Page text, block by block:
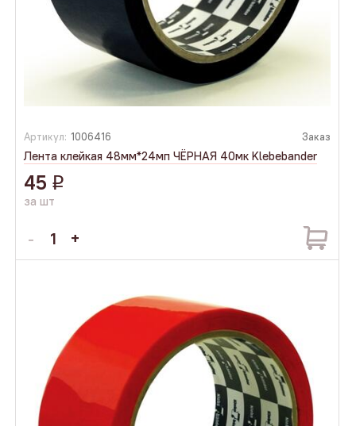
Артикул: 1006416 Заказ
Лента клейкая 48мм*24мп ЧЁРНАЯ 40мк Klebebander
45 q
за шт